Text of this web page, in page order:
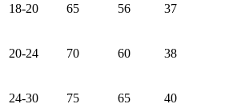
18-20 65 56 37
20-24 70 60 38
24-30 75 65 40